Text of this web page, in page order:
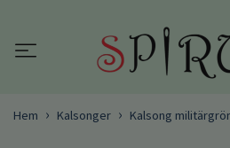
Hem Kalsonger Kalsong